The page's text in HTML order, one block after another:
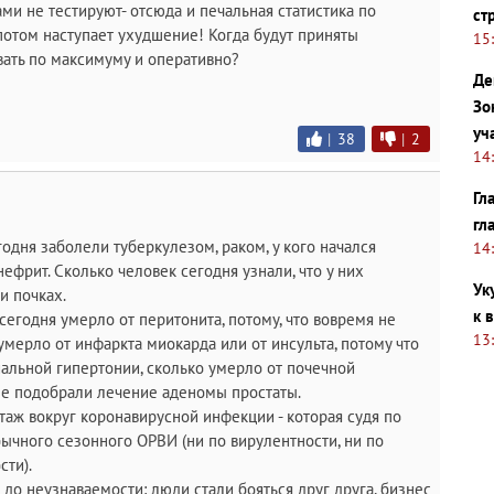
не тестируют- отсюда и печальная статистика по
наступает ухудшение! Когда будут приняты
по максимуму и оперативно?
| 38 | 2
заболели туберкулезом, раком, у кого начался
Сколько человек сегодня узнали, что у них
почках.
умерло от перитонита, потому, что вовремя не
от инфаркта миокарда или от инсульта, потому что
гипертонии, сколько умерло от почечной
подобрали лечение аденомы простаты.
вокруг коронавирусной инфекции - которая судя по
сезонного ОРВИ (ни по вирулентности, ни по
неузнаваемости: люди стали бояться друг друга, бизнес
к